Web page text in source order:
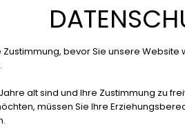
bevor Sie unsere Website
alt sind und Ihre Zustimmung zu
müssen Sie Ihre